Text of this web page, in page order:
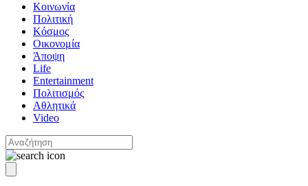
Κοινωνία
Πολιτική
Κόσμος
Οικονομία
Άποψη
Life
Entertainment
Πολιτισμός
Αθλητικά
Video